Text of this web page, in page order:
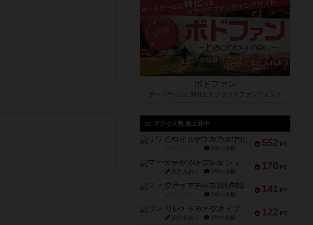
ボドファン
ボードゲームに特化したクラウドファンディング
アクセス数 急上昇中
552 PT
リワイルド：サウスアメリカ
2件の投稿
170 PT
マーケットフレッシュ
紹介文あり 1件の投稿
141 PT
ファイアー・ブルズ / 火牛陣
1件の投稿
122 PT
ワン・トゥ・ファイブ
紹介文あり 1件の投稿